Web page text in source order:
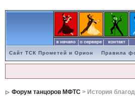
Сайт ТСК Прометей и Орион Правила
Форум танцоров МФТС> История